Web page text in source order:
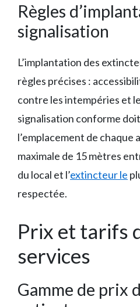
Règles
signalisation
L’implantation des
règles précises :
contre les intempéries et
signalisation conforme
l’emplacement de chaque
maximale de 15 mètres
du local et l’extincteur le
respectée.
Prix et tarifs
services
Gamme de prix